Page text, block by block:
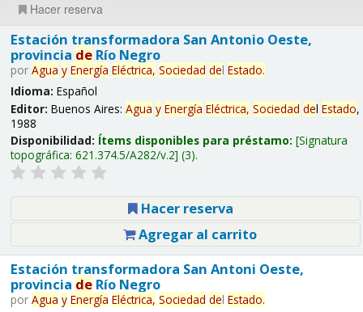
Hacer reserva
Estación transformadora San Antonio Oeste,
provincia deRío Negro
por Agua y Energía Eléctrica, Sociedad del Estado.
Idioma: Español
Editor: Buenos Aires: Agua y Energía Eléctrica, Sociedad del Estado,
1988
Disponibilidad: Ítems disponibles para préstamo: Signatura
topográfica: 621.374.5/A282/v.2 (3).
Hacer reserva
Agregar al carrito
Estación transformadora San Antoni Oeste,
provincia deRío Negro
por Agua y Energía Eléctrica, Sociedad del Estado.